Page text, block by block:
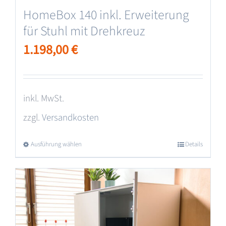
HomeBox 140 inkl. Erweiterung
für Stuhl mit Drehkreuz
1.198,00€
inkl. MwSt.
zzgl.Versandkosten
Ausführung wählen
weist
mehrere
Varianten
Details